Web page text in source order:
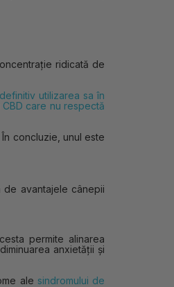
ridicată de
utilizarea sa în
care nu respectă
concluzie, unul este
avantajele cânepii
permite alinarea
anxietății și
ale sindromului de